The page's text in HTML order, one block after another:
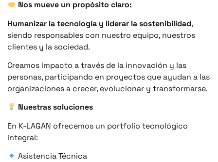
Nos mueve un propósito claro:
Humanizar la tecnología y liderar la sostenibilidad,
siendo responsables con nuestro equipo, nuestros
clientes y la sociedad.
Creamos impacto a través de la innovación y las
personas, participando en proyectos que ayudan a las
organizaciones a crecer, evolucionar y transformarse.
Nuestras soluciones
En K-LAGAN ofrecemos un portfolio tecnológico
integral:
Asistencia Técnica